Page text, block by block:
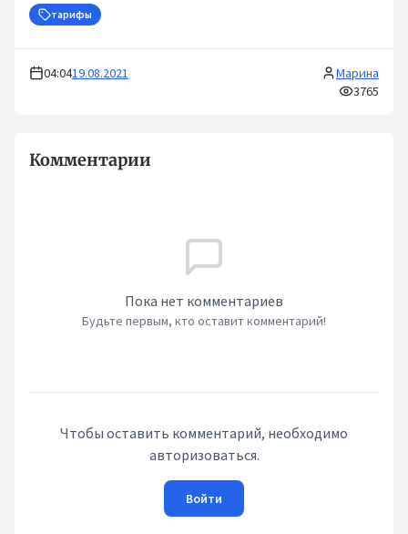
тарифы
04:0419.08.2021
Марина
3765
Комментарии
Пока нет комментариев
Будьте первым, кто оставит комментарий!
Чтобы оставить комментарий, необходимо
авторизоваться.
Войти